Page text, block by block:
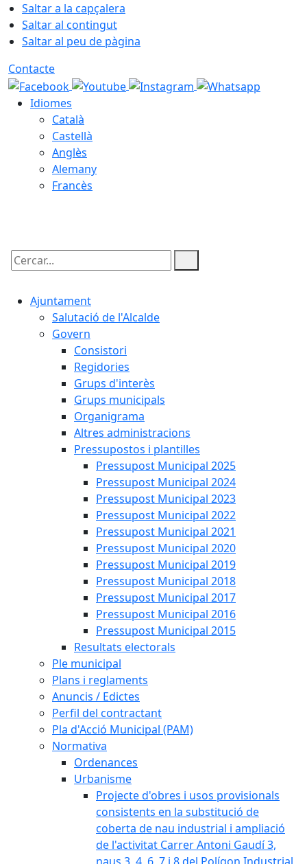
Saltar a la capçalera
Saltar al contingut
Saltar al peu de pàgina
Contacte
Idiomes
Català
Castellà
Anglès
Alemany
Francès
Cercar:
Ajuntament
Salutació de l'Alcalde
Govern
Consistori
Regidories
Grups d'interès
Grups municipals
Organigrama
Altres administracions
Pressupostos i plantilles
Pressupost Municipal 2025
Pressupost Municipal 2024
Pressupost Municipal 2023
Pressupost Municipal 2022
Pressupost Municipal 2021
Pressupost Municipal 2020
Pressupost Municipal 2019
Pressupost Municipal 2018
Pressupost Municipal 2017
Pressupost Municipal 2016
Pressupost Municipal 2015
Resultats electorals
Ple municipal
Plans i reglaments
Anuncis / Edictes
Perfil del contractant
Pla d'Acció Municipal (PAM)
Normativa
Ordenances
Urbanisme
Projecte d'obres i usos provisionals
consistents en la substitució de
coberta de nau industrial i ampliació
de l'activitat Carrer Antoni Gaudí 3,